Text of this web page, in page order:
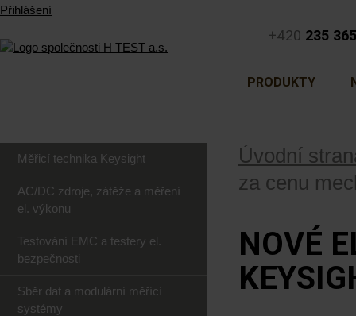
+420 235
PRODUKTY
Přihlášení
Úvodní
za cenu
NOVÉ
Měřicí technika Keysight
AC/DC zdroje, zátěže a měření
el. výkonu
Testování EMC a testery el.
bezpečnosti
Sběr dat a modulární měřící
systémy